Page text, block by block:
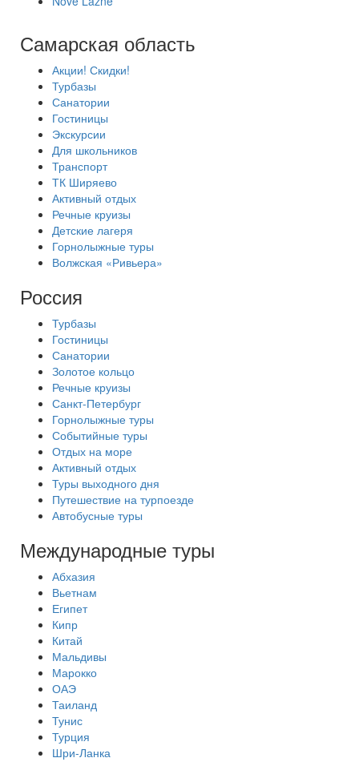
Самарская область
Акции! Скидки!
Турбазы
Санатории
Гостиницы
Экскурсии
Для школьников
Транспорт
ТК Ширяево
Активный отдых
Речные круизы
Детские лагеря
Горнолыжные туры
Волжская «Ривьера»
Россия
Турбазы
Гостиницы
Санатории
Золотое кольцо
Речные круизы
Санкт-Петербург
Горнолыжные туры
Событийные туры
Отдых на море
Активный отдых
Туры выходного дня
Путешествие на турпоезде
Автобусные туры
Международные туры
Абхазия
Вьетнам
Египет
Кипр
Китай
Мальдивы
Марокко
ОАЭ
Таиланд
Тунис
Турция
Шри-Ланка